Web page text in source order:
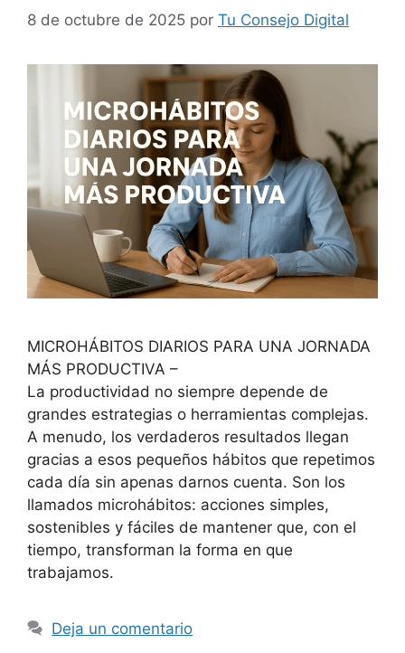
8 de octubre de 2025 por Tu Consejo Digital
MICROHÁBITOS DIARIOS PARA UNA JORNADA
MÁS PRODUCTIVA –
La productividad no siempre depende de
grandes estrategias o herramientas complejas.
A menudo, los verdaderos resultados llegan
gracias a esos pequeños hábitos que repetimos
cada día sin apenas darnos cuenta. Son los
llamados microhábitos: acciones simples,
sostenibles y fáciles de mantener que, con el
tiempo, transforman la forma en que
trabajamos.
Deja un comentario